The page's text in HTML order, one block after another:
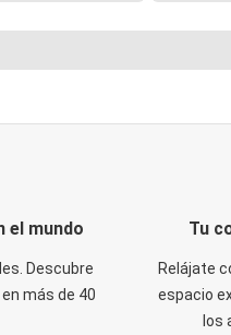
el mundo
Descubre
más de 40
Tu
Relájate
espacio
los